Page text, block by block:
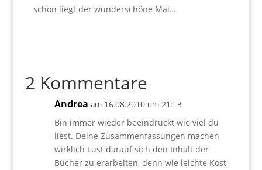
schon liegt der wunderschöne Mai…
2 Kommentare
Andrea am 16.08.2010 um 21:13
Bin immer wieder beeindruckt wie viel du
liest. Deine Zusammenfassungen machen
wirklich Lust darauf sich den Inhalt der
Bücher zu erarbeiten, denn wie leichte Kost